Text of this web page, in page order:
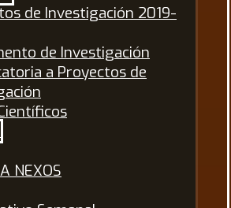
de Investigación 2019-
de Investigación
a Proyectos de
NEXOS